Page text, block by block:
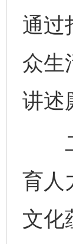
通过
众生
讲述
二
育人
文化